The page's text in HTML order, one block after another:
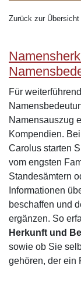
Zurück zur Übersicht
Für
Namensauszug
Kompendien.
Carolus starten
vom engsten
Standesämtern
Informationen
beschaffen und
ergänzen. So
Herkunft und
sowie ob Sie
gehören, der ein